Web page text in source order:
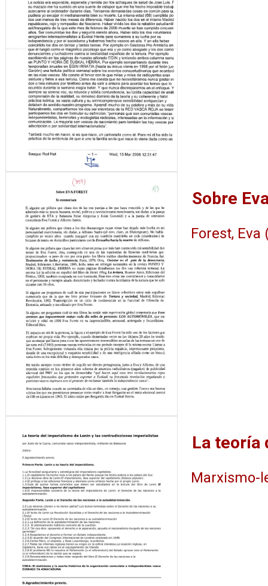
Forest, Eva
Marxismo-